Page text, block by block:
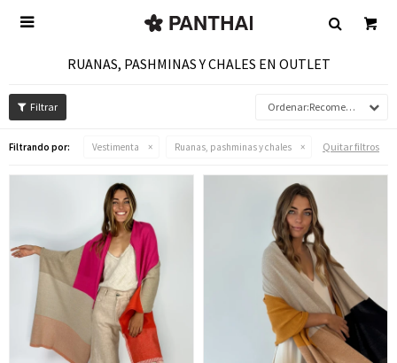

RUANAS, PASHMINAS Y CHALES EN OUTLET
Recomendados
Filtrando por: Vestimenta Ruanas, pashminas y chales Quitar filtros